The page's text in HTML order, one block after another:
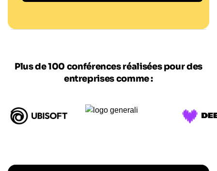
Plus de 100 conférences réalisées pour des
entreprises comme :